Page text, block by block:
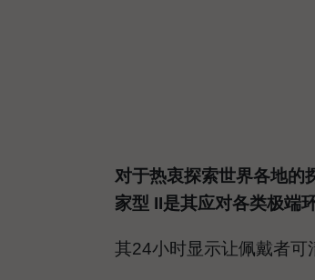
对于热衷探索世界各地的
家型 II是其应对各类极端
其24小时显示让佩戴者可